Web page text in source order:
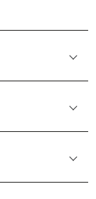
刻印可能